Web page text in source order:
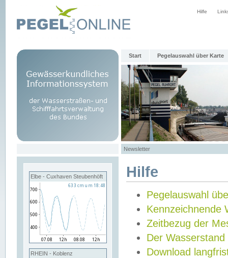
Hilfe
Start Pegelauswahl über Karte
Newsletter
Elbe - Cuxhaven Steubenhöft
RHEIN - Koblenz
Hilfe
Pegelauswahl
Kennzeichnende
Zeitbezug der
Der Wasserstand
Download